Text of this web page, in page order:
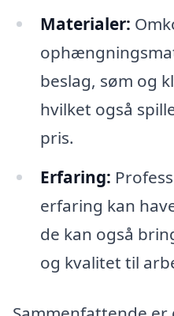
Materialer:
beslag, søm og
hvilket også
pris.
Erfaring:
erfaring kan
de kan også
og kvalitet til